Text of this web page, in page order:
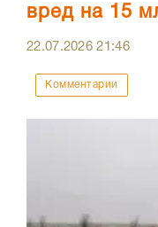
вред на 15
22.07.202621:46
Комментарии